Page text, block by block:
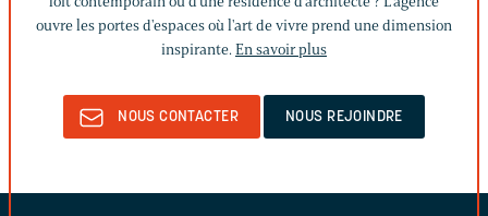
ouvre les portes d'espaces où l'art de vivre prend une dimension
inspirante.En savoir plus
NOUS CONTACTER NOUS REJOINDRE